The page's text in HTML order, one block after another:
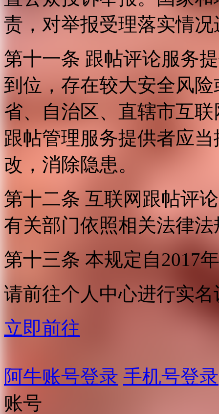
责，对举报受理落实情
第十一条 跟帖评论服务
到位，存在较大安全风
省、自治区、直辖市互
跟帖管理服务提供者应
改，消除隐患。
第十二条 互联网跟帖评
有关部门依照相关法律
第十三条 本规定自2017
请前往个人中心进行实名
立即前往
阿牛账号登录 手机号登录
账号